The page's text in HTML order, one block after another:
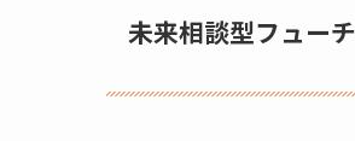
未来相談型フュー